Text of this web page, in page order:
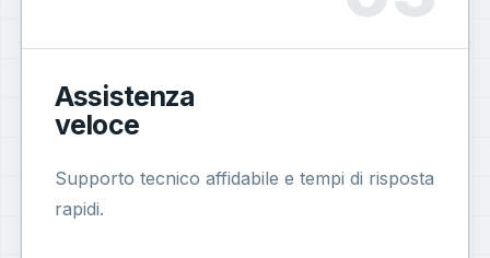
Assistenza
veloce
Supporto tecnico affidabile e tempi di risposta
rapidi.